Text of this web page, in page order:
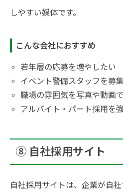
しやすい媒体です。
こんな会社におすすめ
若年層の応募を増やしたい
イベント警備スタッフを募
職場の雰囲気を写真や動画
アルバイト・パート採用を
⑧ 自社採用サイト
自社採用サイトは、企業が自